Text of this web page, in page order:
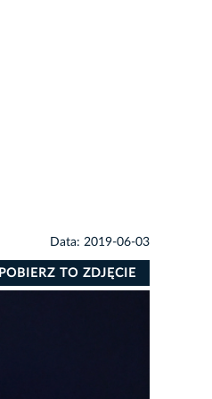
Data: 2019-06-03
POBIERZ TO ZDJĘCIE